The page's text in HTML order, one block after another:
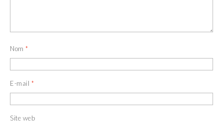
Nom *
E-mail *
Site web